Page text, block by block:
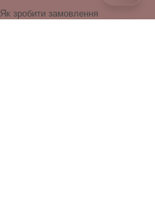
Як зробити замовлення